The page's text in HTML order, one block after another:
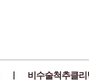
비수술척추클리